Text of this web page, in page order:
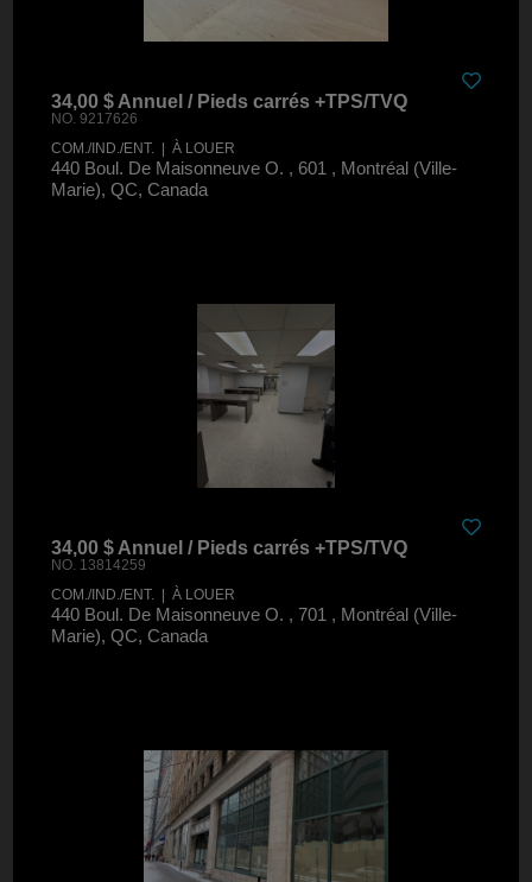
34,00 $ Annuel / Pieds carrés +TPS/TVQ
NO. 9217626
COM./IND./ENT. | À LOUER
440 Boul. De Maisonneuve O. , 601 , Montréal (Ville-
Marie), QC, Canada
34,00 $ Annuel / Pieds carrés +TPS/TVQ
NO. 13814259
COM./IND./ENT. | À LOUER
440 Boul. De Maisonneuve O. , 701 , Montréal (Ville-
Marie), QC, Canada